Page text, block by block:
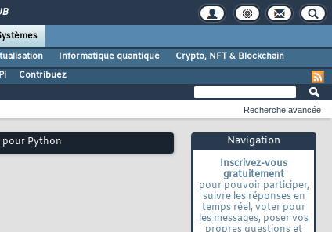
Informatique quantique
Crypto, NFT & Blockchain
Contribuez
Navigation
Inscrivez-vous
gratuitement
pour pouvoir participer,
suivre les réponses en
temps réel, voter pour
les messages, poser vos
Recherche avancée
pour Python